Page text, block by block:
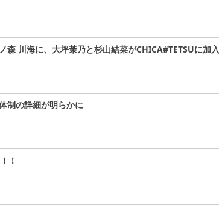
森 川海に、大坪茉乃と杉山結菜がCHICA#TETSUに加入
制の詳細が明らかに
！